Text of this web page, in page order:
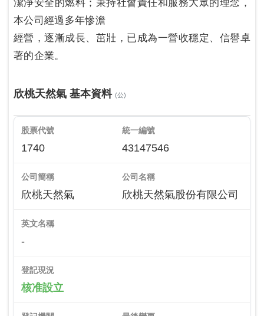
潔淨安全的燃料；秉持社會責任和服務大眾的理念，
本公司經過多年慘澹
經營，逐漸成長、茁壯，已成為一營收穩定、信譽卓
著的企業。
欣桃天然氣 基本資料 (公)
股票代號
1740
統一編號
43147546
公司簡稱
欣桃天然氣
公司名稱
欣桃天然氣股份有限公司
英文名稱
-
登記現況
核准設立